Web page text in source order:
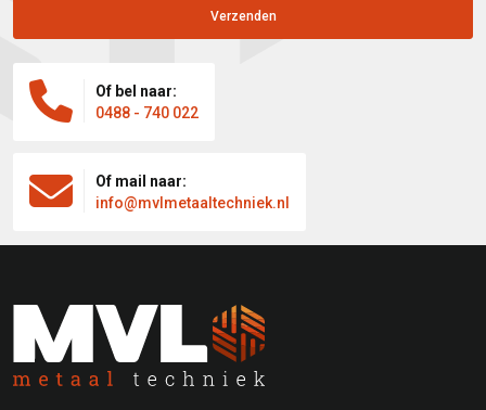

Of bel naar:
0488 - 740 022

Of mail naar:
info@mvlmetaaltechniek.nl